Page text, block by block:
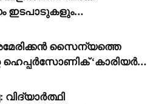
ഇടപാടുകളും
തുടരുമെന്ന്
സൈന്യത്തെ
ഹെപ്പർസോണിക് ‘കാരിയർ